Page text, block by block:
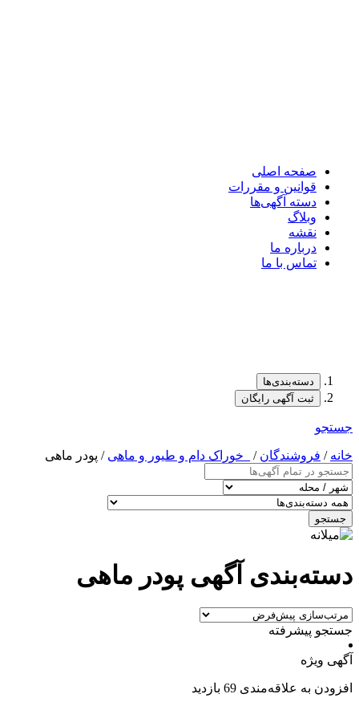
صفحه اصلی
قوانین و مقررات
دسته آگهی‌ها
وبلاگ
نقشه
درباره ما
تماس با ما
دسته‌بندی‌ها
ثبت آگهی رایگان
جستجو
خانه / فروشندگان / _خوراک دام و طیور و ماهی / پودر ماهی
جستجو
دسته‌بندی آگهی پودر ماهی
جستجو پیشرفته
آگهی ویژه
افزودن به علاقه‌مندی 69 بازدید